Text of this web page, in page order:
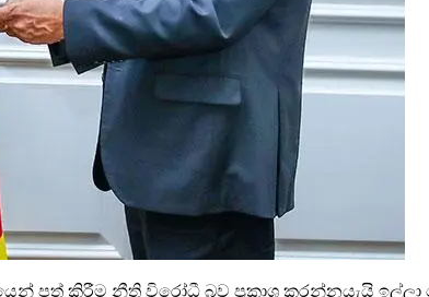
කිරීම නීති විරෝධී බව ප්‍රකාශ කරන්නයැයි ඉල්ලා